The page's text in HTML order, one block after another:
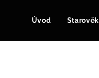
Úvod Starověk